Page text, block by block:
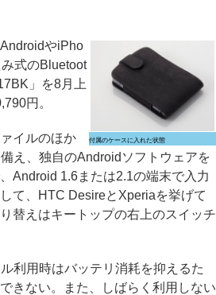
付属のケースに入れた状態
やiPho
式のBluetoot
」を8月上
円。
イルのほか
え、独自のAndroidソフトウェアを
Android 1.6または2.1の端末で入力
て、HTC DesireとXperiaを挙げて
替えはキートップの右上のスイッチ
利用時はバッテリ消耗を抑えるた
きない。また、しばらく利用しない